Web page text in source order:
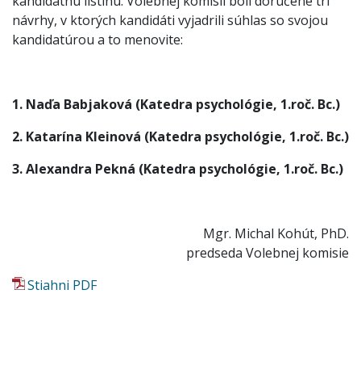
návrhy, v ktorých kandidáti vyjadrili súhlas so svojou
kandidatúrou a to menovite:
1. Naďa Babjaková (Katedra psychológie, 1.roč. Bc.)
2. Katarína Kleinová (Katedra psychológie, 1.roč. Bc.)
3. Alexandra Pekná (Katedra psychológie, 1.roč. Bc.)
Mgr. Michal Kohút, PhD.
predseda Volebnej komisie
Stiahni PDF